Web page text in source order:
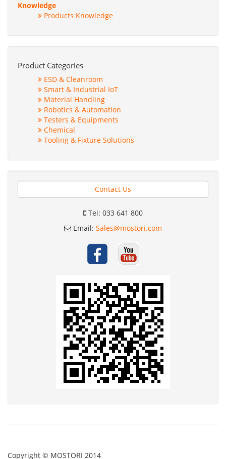
Knowledge
Products Knowledge
Product Categories
ESD & Cleanroom
Smart & Industrial IoT
Material Handling
Robotics & Automation
Testers & Equipments
Chemical
Tooling & Fixture Solutions
Contact Us
Tei: 033 641 800
Email: Sales@mostori.com
Copyright © MOSTORI 2014